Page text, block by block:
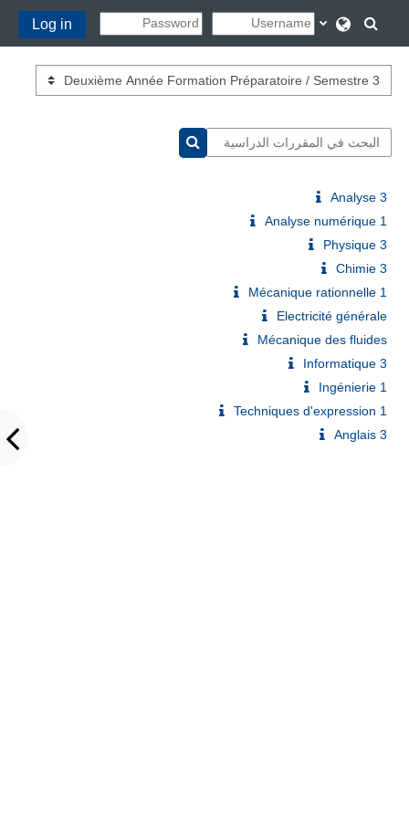
تبديل إدخال البحث Log in
تصنيفات المقررات
البحث في المقررات الدراسية
البحث في المقررات الدراسية
Analyse 3
Analyse numérique 1
Physique 3
Chimie 3
Mécanique rationnelle 1
Electricité générale
Mécanique des fluides
Informatique 3
Ingénierie 1
Techniques d'expression 1
Anglais 3